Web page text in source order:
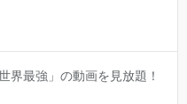
界最強」の動画を見放題！